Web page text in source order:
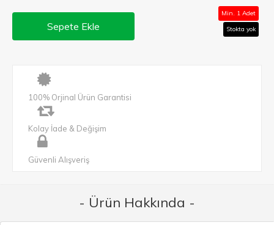
Sepete Ekle
Min. 1 Adet
Stokta yok
100% Orjinal Ürün Garantisi
Kolay İade & Değişim
Güvenli Alışveriş
- Ürün Hakkında -